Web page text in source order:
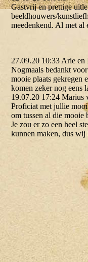
Gastvrij en prettige
beeldhouwers/­
meedenkend. Al met al
27.09.20 10:33 Arie en
Nogmaals bedankt
mooie plaats gekregen
komen zeker nog eens
19.07.20 17:24 Marius
Proficiat met jullie
om tussen al die mooie
Je zou er zo een heel
kunnen maken, dus